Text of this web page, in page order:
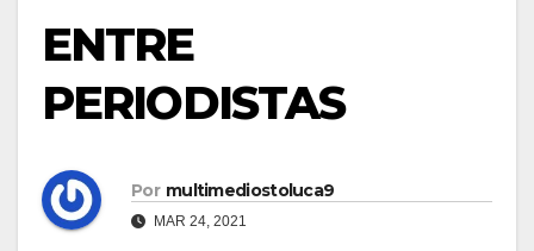
ENTRE
PERIODISTAS
Por multimediostoluca9
MAR 24, 2021